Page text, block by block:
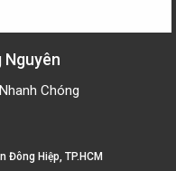
Nguyên
Chóng
Đông Hiệp, TP.HCM